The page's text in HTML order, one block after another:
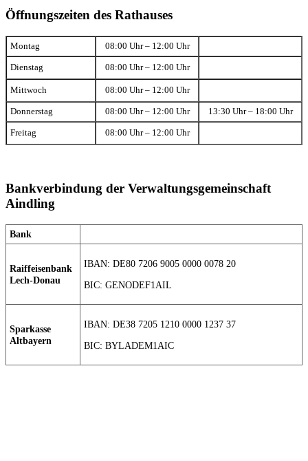
Öffnungszeiten des Rathauses
Montag 08:00 Uhr – 12:00 Uhr
Dienstag 08:00 Uhr – 12:00 Uhr
Mittwoch 08:00 Uhr – 12:00 Uhr
Donnerstag 08:00 Uhr – 12:00 Uhr 13:30 Uhr – 18:00 Uhr
Freitag 08:00 Uhr – 12:00 Uhr
Bankverbindung der Verwaltungsgemeinschaft
Aindling
Bank
Raiffeisenbank
Lech-Donau
IBAN: DE80 7206 9005 0000 0078 20
BIC: GENODEF1AIL
Sparkasse
Altbayern
IBAN: DE38 7205 1210 0000 1237 37
BIC: BYLADEM1AIC